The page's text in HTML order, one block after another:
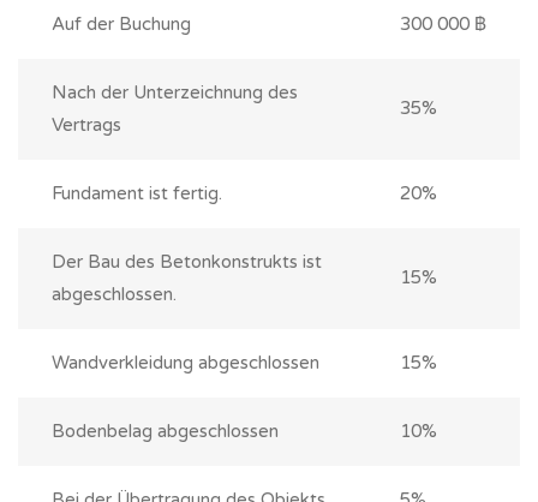
Auf der Buchung 300 000 ฿
Nach der Unterzeichnung des
Vertrags
35%
Fundament ist fertig. 20%
Der Bau des Betonkonstrukts ist
abgeschlossen.
15%
Wandverkleidung abgeschlossen 15%
Bodenbelag abgeschlossen 10%